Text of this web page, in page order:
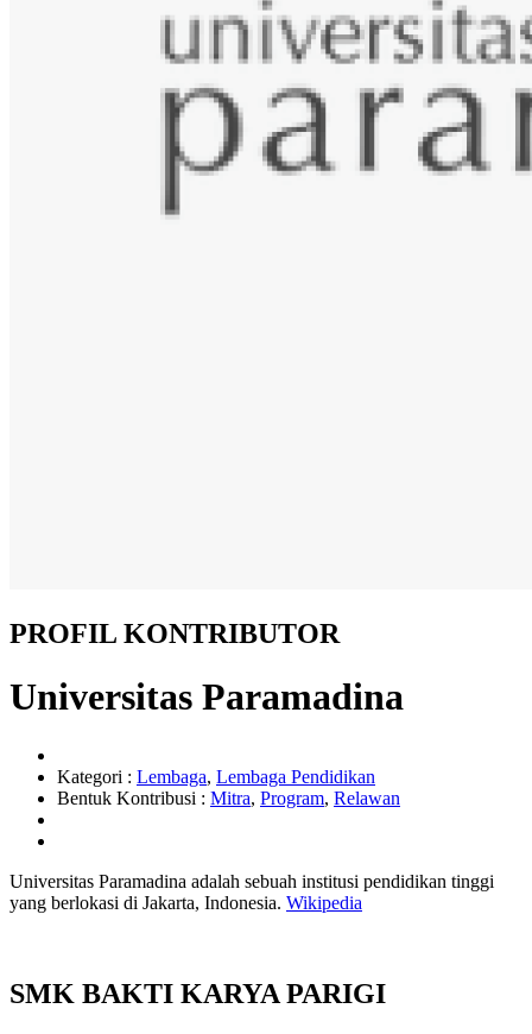
PROFIL KONTRIBUTOR
Universitas Paramadina
Kategori : Lembaga, Lembaga Pendidikan
Bentuk Kontribusi : Mitra, Program, Relawan
Universitas Paramadina adalah sebuah institusi pendidikan tinggi
yang berlokasi di Jakarta, Indonesia. Wikipedia
SMK BAKTI KARYA PARIGI